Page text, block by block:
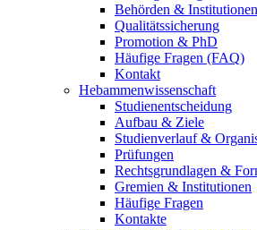
Behörden & Institutionen
Qualitätssicherung
Promotion & PhD
Häufige Fragen (FAQ)
Kontakt
Hebammenwissenschaft
Studienentscheidung
Aufbau & Ziele
Studienverlauf &
Prüfungen
Rechtsgrundlagen &
Gremien & Institutionen
Häufige Fragen
Kontakte